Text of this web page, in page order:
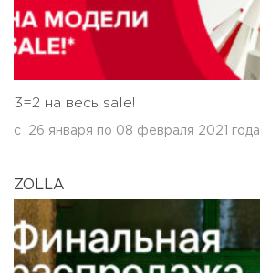
3=2 на весь sale!
с 26 января по 08 февраля 2021 года
ZOLLA